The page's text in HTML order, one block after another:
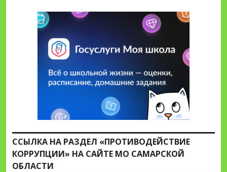
ССЫЛКА НА РАЗДЕЛ «ПРОТИВОДЕЙСТВИЕ
КОРРУПЦИИ» НА САЙТЕ МО САМАРСКОЙ
ОБЛАСТИ